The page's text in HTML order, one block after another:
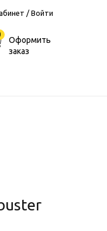
Оформить
заказ
/ Войти